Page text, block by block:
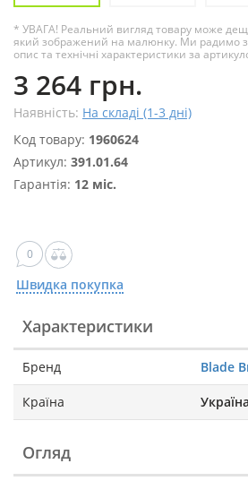
* УВАГА! Реальний вигляд товару може дещо
який зображений на малюнку. Ми радимо
опис та технічні характеристики за
3 264 грн.
Наявність: На складі (1-3 дні)
Код товару: 1960624
Артикул: 391.01.64
Гарантія: 12 міс.
0
Швидка покупка
Характеристики
Бренд Blade
Країна Україна
Огляд